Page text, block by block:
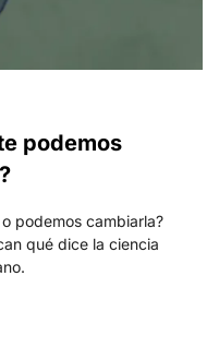
podemos
podemos cambiarla?
qué dice la ciencia